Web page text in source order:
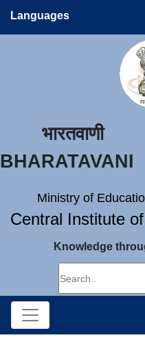
Languages
भारतवाणी
BHARATAVANI
Ministry of
Central Institute
Knowledge